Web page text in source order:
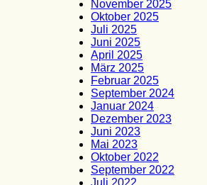
November 2025
Oktober 2025
Juli 2025
Juni 2025
April 2025
März 2025
Februar 2025
September 2024
Januar 2024
Dezember 2023
Juni 2023
Mai 2023
Oktober 2022
September 2022